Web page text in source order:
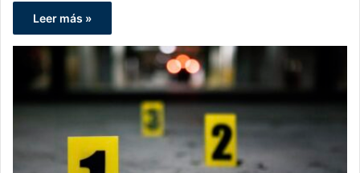
Leer más »